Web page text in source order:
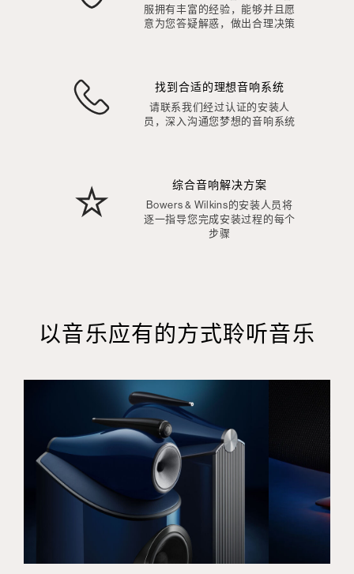
服拥有丰富的经验，能够并且愿
意为您答疑解惑，做出合理决策
找到合适的理想音响系统
请联系我们经过认证的安装人
员，深入沟通您梦想的音响系统
综合音响解决方案
Bowers & Wilkins的安装人员将
逐一指导您完成安装过程的每个
步骤
以音乐应有的方式聆听音乐